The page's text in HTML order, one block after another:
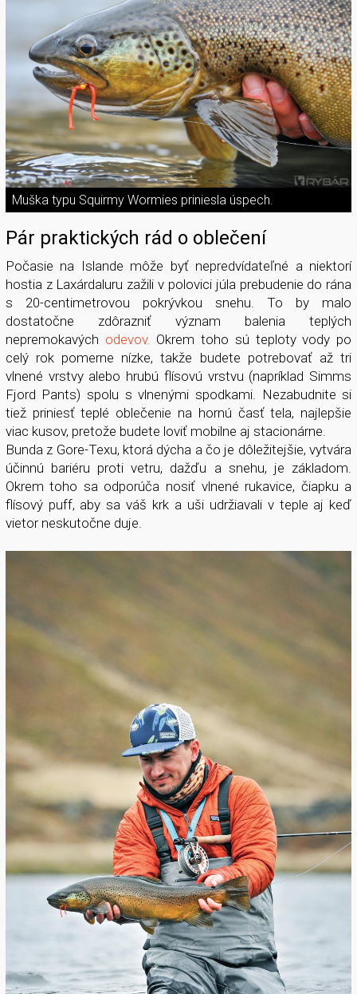
Muška typu Squirmy Wormies priniesla úspech.
Pár praktických rád o oblečení
Počasie na Islande môže byť nepredvídateľné a niektorí
hostia z Laxárdaluru zažili v polovici júla prebudenie do rána
s 20-centimetrovou pokrývkou snehu. To by malo
dostatočne zdôrazniť význam balenia teplých
nepremokavých odevov. Okrem toho sú teploty vody po
celý rok pomerne nízke, takže budete potrebovať až tri
vlnené vrstvy alebo hrubú flísovú vrstvu (napríklad Simms
Fjord Pants) spolu s vlnenými spodkami. Nezabudnite si
tiež priniesť teplé oblečenie na hornú časť tela, najlepšie
viac kusov, pretože budete loviť mobilne aj stacionárne.
Bunda z Gore-Texu, ktorá dýcha a čo je dôležitejšie, vytvára
účinnú bariéru proti vetru, dažďu a snehu, je základom.
Okrem toho sa odporúča nosiť vlnené rukavice, čiapku a
flísový puff, aby sa váš krk a uši udržiavali v teple aj keď
vietor neskutočne duje.